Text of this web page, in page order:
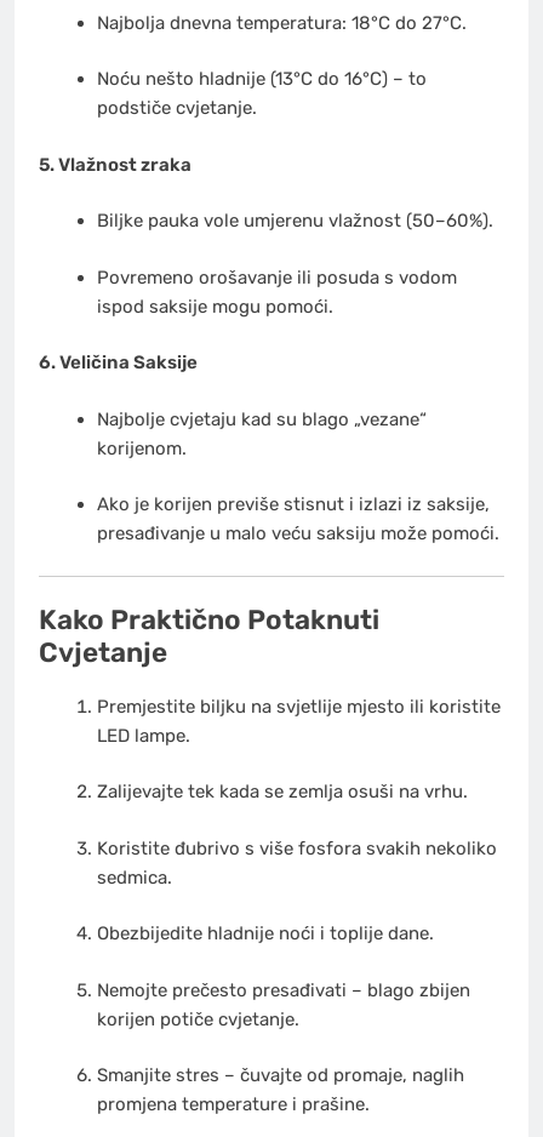
Najbolja dnevna temperatura: 18°C do 27°C.
Noću nešto hladnije (13°C do 16°C) – to
podstiče cvjetanje.
5. Vlažnost zraka
Biljke pauka vole umjerenu vlažnost (50–60%).
Povremeno orošavanje ili posuda s vodom
ispod saksije mogu pomoći.
6. Veličina Saksije
Najbolje cvjetaju kad su blago „vezane“
korijenom.
Ako je korijen previše stisnut i izlazi iz saksije,
presađivanje u malo veću saksiju može pomoći.
Kako Praktično Potaknuti
Cvjetanje
Premjestite biljku na svjetlije mjesto ili koristite
LED lampe.
Zalijevajte tek kada se zemlja osuši na vrhu.
Koristite đubrivo s više fosfora svakih nekoliko
sedmica.
Obezbijedite hladnije noći i toplije dane.
Nemojte prečesto presađivati – blago zbijen
korijen potiče cvjetanje.
Smanjite stres – čuvajte od promaje, naglih
promjena temperature i prašine.